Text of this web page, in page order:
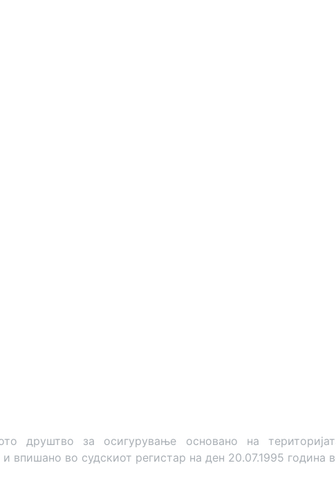
за осигурување основано на
впишано во судскиот регистар на ден 20.07.1995 година